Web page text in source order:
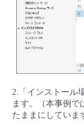
すべて
管理機能
モニタリ
すべての
- 初期設定・確
- 登録情報の
- IoT
- マルチクラ
- ITインフラ
メンテナ
販売パート
協業パート
トレーニング/
脱炭素化
2.「インストール
ます。（本事例で
たままにしていま